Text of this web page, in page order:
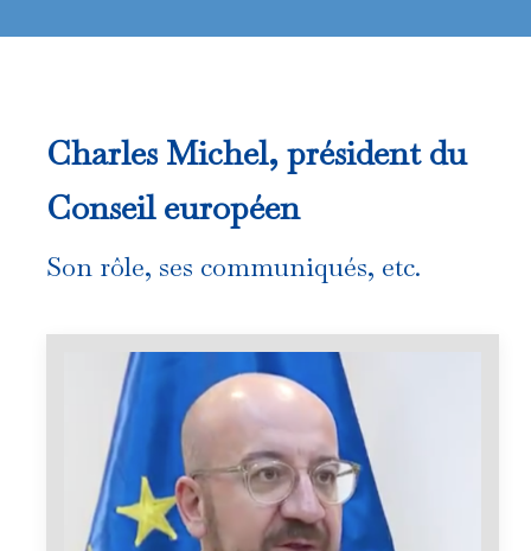
Charles Michel, président du
Conseil européen
Son rôle, ses communiqués, etc.